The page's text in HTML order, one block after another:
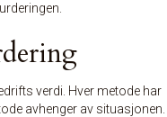
verdi. Hver metode har
avhenger av situasjonen.